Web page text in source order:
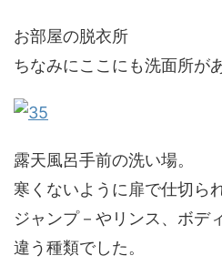
お部屋の脱衣所
ちなみにここにも洗面所が
露天風呂手前の洗い場。
寒くないように扉で仕切ら
ジャンプ－やリンス、ボデ
違う種類でした。